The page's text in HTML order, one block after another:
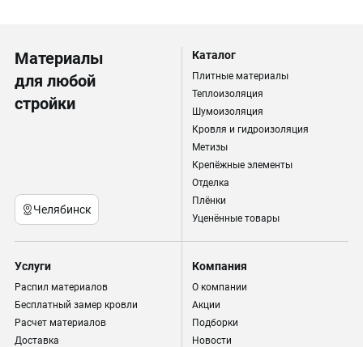
Материалы
для любой
стройки
Челябинск
Каталог
Плитные материалы
Теплоизоляция
Шумоизоляция
Кровля и гидроизоляция
Метизы
Крепёжные элементы
Отделка
Плёнки
Уценённые товары
Услуги
Распил материалов
Бесплатный замер кровли
Расчет материалов
Доставка
Компания
О компании
Акции
Подборки
Новости